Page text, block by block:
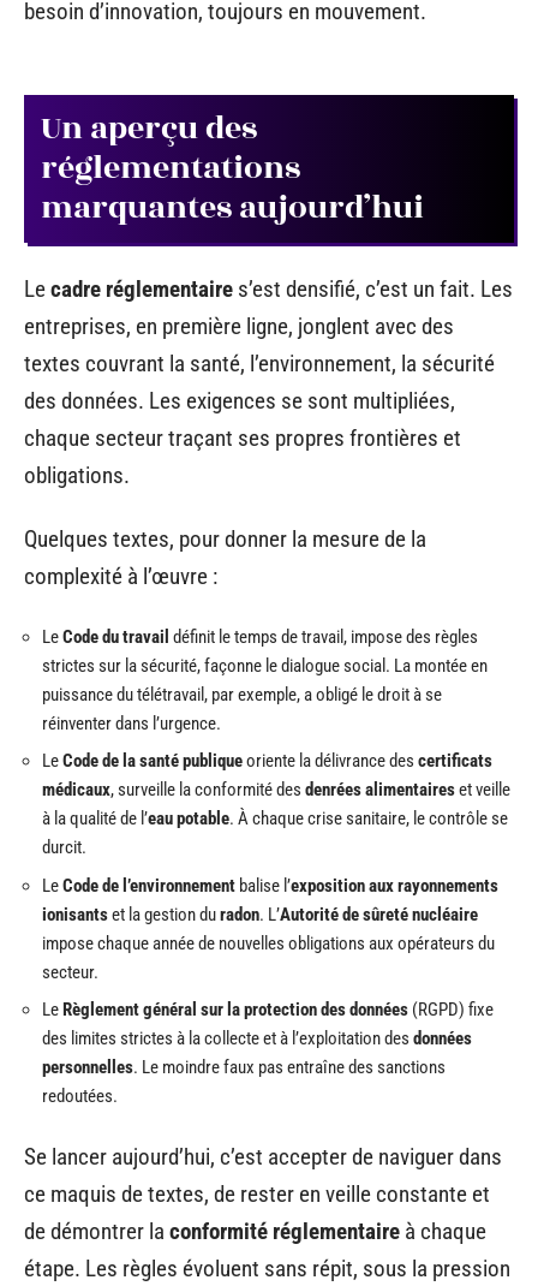
besoin d’innovation, toujours en mouvement.
Un aperçu des
réglementations
marquantes aujourd’hui
Lecadre réglementaire s’est densifié, c’est un fait. Les
entreprises, en première ligne, jonglent avec des
textes couvrant la santé, l’environnement, la sécurité
des données. Les exigences se sont multipliées,
chaque secteur traçant ses propres frontières et
obligations.
Quelques textes, pour donner la mesure de la
complexité à l’œuvre :
LeCode du travail définit le temps de travail, impose des règles
strictes sur la sécurité, façonne le dialogue social. La montée en
puissance du télétravail, par exemple, a obligé le droit à se
réinventer dans l’urgence.
LeCode de la santé publiqueoriente la délivrance des certificats
médicaux, surveille la conformité des denrées alimentaireset veille
à la qualité de l’eau potable. À chaque crise sanitaire, le contrôle se
durcit.
LeCode de l’environnement balise l’exposition aux rayonnements
ionisantset la gestion duradon. L’Autorité de sûreté nucléaire
impose chaque année de nouvelles obligations aux opérateurs du
secteur.
LeRèglement général sur la protection des données (RGPD) fixe
des limites strictes à la collecte et à l’exploitation des données
personnelles. Le moindre faux pas entraîne des sanctions
redoutées.
Se lancer aujourd’hui, c’est accepter de naviguer dans
ce maquis de textes, de rester en veille constante et
de démontrer la conformité réglementaire à chaque
étape. Les règles évoluent sans répit, sous la pression